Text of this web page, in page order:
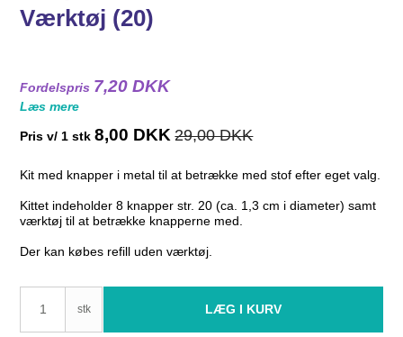
Værktøj (20)
Fordelspris 7,20 DKK
Læs mere
Pris v/ 1 stk 8,00 DKK 29,00 DKK
Kit med knapper i metal til at betrække med stof efter eget valg.
Kittet indeholder 8 knapper str. 20 (ca. 1,3 cm i diameter) samt
værktøj til at betrække knapperne med.
Der kan købes refill uden værktøj.
stk LÆG I KURV